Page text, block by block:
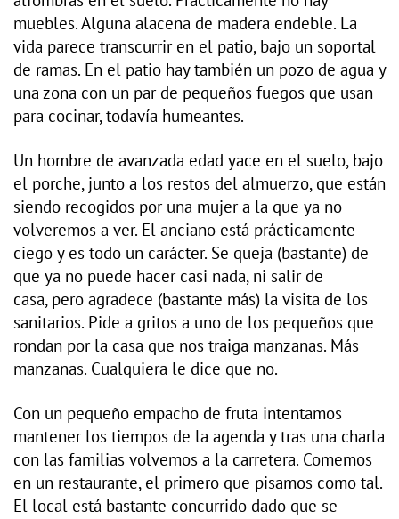
muebles. Alguna alacena de madera endeble. La
vida parece transcurrir en el patio, bajo un soportal
de ramas. En el patio hay también un pozo de agua y
una zona con un par de pequeños fuegos que usan
para cocinar, todavía humeantes.
Un hombre de avanzada edad yace en el suelo, bajo
el porche, junto a los restos del almuerzo, que están
siendo recogidos por una mujer a la que ya no
volveremos a ver. El anciano está prácticamente
ciego y es todo un carácter. Se queja (bastante) de
que ya no puede hacer casi nada, ni salir de
casa, pero agradece (bastante más) la visita de los
sanitarios. Pide a gritos a uno de los pequeños que
rondan por la casa que nos traiga manzanas. Más
manzanas. Cualquiera le dice que no.
Con un pequeño empacho de fruta intentamos
mantener los tiempos de la agenda y tras una charla
con las familias volvemos a la carretera. Comemos
en un restaurante, el primero que pisamos como tal.
El local está bastante concurrido dado que se